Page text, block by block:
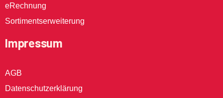
eRechnung
Sortimentserweiterung
Impressum
AGB
Datenschutzerklärung